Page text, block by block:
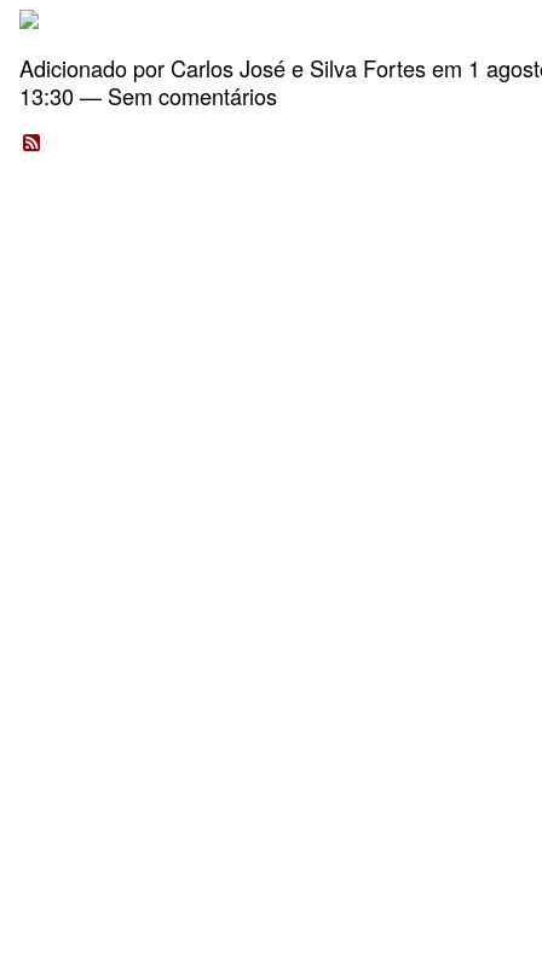
Adicionado por Carlos José e Silva Fortesem 1
13:30 — Sem comentários